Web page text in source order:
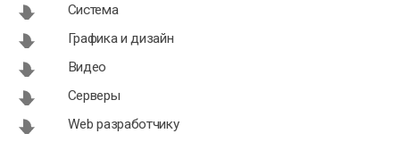
Система
Графика и дизайн
Видео
Серверы
Web разработчику